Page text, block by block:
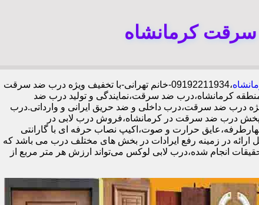
کرمانشاه
،09192211934-خانم تهرانی-با تخفیف ویژه درب ضد سرقت
کرمانشاه،درب ضد سرقت،نمایندگی و تولید درب ضد
درب ضد سرقت،درب داخلی و ضد حریق ایرانی و وارداتی.درب
درب ضد سرقت در کرمانشاه،فروش درب لابی در
کاله،ضد برش و ضد دیلم 100% وارداتی،ورق فولادی دوبل چهارطرفه،عایق حرارت و صوت،اکیپ نصاب حرفه ای با گارانتی
خدمات قابل ارائه در زمینه رفع ایرادات در بخش های مختلف درب می باشد که
انجام شده،درب لابی لوکس می‌تواند ارزش هر متر مربع از